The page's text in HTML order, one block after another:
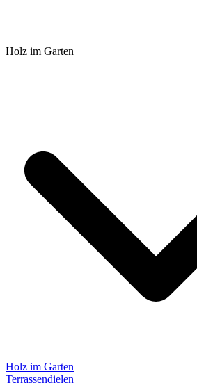
Holz im Garten
Holz im Garten
Terrassendielen